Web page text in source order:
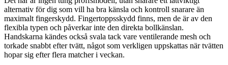
alternativ för dig som vill ha bra känsla och kontroll snarare än
maximalt fingerskydd. Fingertoppsskydd finns, men de är av den
flexibla typen och påverkar inte den direkta bollkänslan.
Handskarna kändes också svala tack vare ventilerande mesh och
torkade snabbt efter tvätt, något som verkligen uppskattas när tvätten
hopar sig efter flera matcher i veckan.